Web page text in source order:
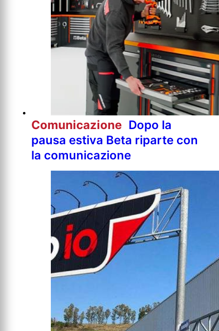
Comunicazione Dopo la
pausa estiva Beta riparte con
la comunicazione